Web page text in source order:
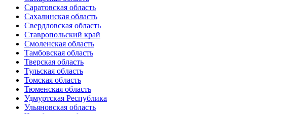
Саратовская область
Сахалинская область
Свердловская область
Ставропольский край
Смоленская область
Тамбовская область
Тверская область
Тульская область
Томская область
Тюменская область
Удмуртская Республика
Ульяновская область